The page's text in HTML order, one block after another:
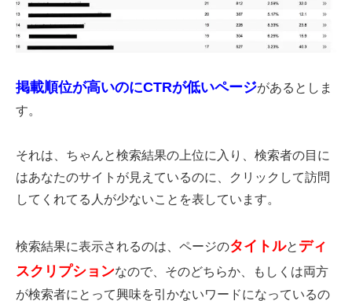
掲載順位が高いのにCTRが低いページがあるとしま
す。
それは、ちゃんと検索結果の上位に入り、検索者の目に
はあなたのサイトが見えているのに、クリックして訪問
してくれてる人が少ないことを表しています。
検索結果に表示されるのは、ページのタイトルと ディ
スクリプションなので、 そのどちらか、もしくは両方
が検索者にとって興味を引かないワードになっているの